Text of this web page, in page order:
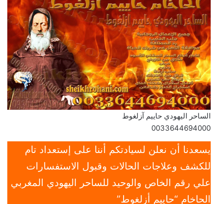
الساحر اليهودي حاييم آزلغوط
0033644694000
يسعدنا أن نعلن لسيادتكم أننا على إستعداد تام
للكشف وعلاجات الحالات وقبول الاستفسارات
علي رقم الخاص والوحيد للساحر اليهودي المغربي
الحاخام “حاييم أزلغوط”